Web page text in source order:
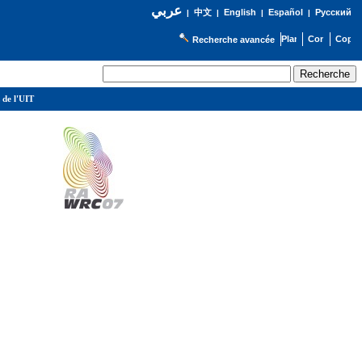
عربي| 中文| English | Español | Русский
Recherche avancée
de l'UIT